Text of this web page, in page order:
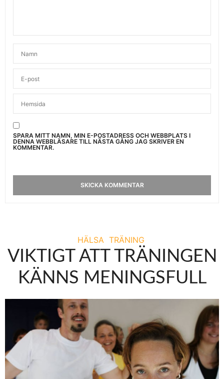
SPARA MITT NAMN, MIN E-POSTADRESS OCH WEBBPLATS I
DENNA WEBBLÄSARE TILL NÄSTA GÅNG JAG SKRIVER EN
KOMMENTAR.
HÄLSA TRÄNING
VIKTIGT ATT TRÄNINGEN
KÄNNS MENINGSFULL